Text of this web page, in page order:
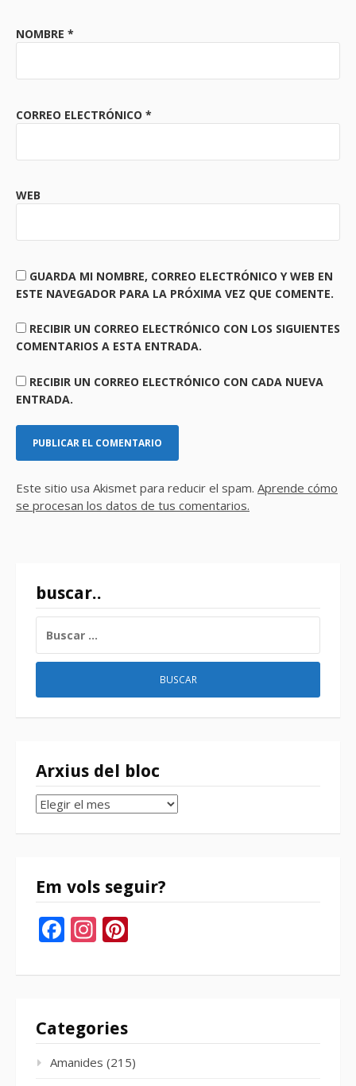
NOMBRE *
CORREO ELECTRÓNICO *
WEB
GUARDA MI NOMBRE, CORREO ELECTRÓNICO Y WEB EN
ESTE NAVEGADOR PARA LA PRÓXIMA VEZ QUE COMENTE.
RECIBIR UN CORREO ELECTRÓNICO CON LOS SIGUIENTES
COMENTARIOS A ESTA ENTRADA.
RECIBIR UN CORREO ELECTRÓNICO CON CADA NUEVA
ENTRADA.
Este sitio usa Akismet para reducir el spam. Aprende cómo
se procesan los datos de tus comentarios.
buscar..
Arxius del bloc
Arxius
bloc
Em vols seguir?
Facebook
Instagram
Categories
Amanides (215)